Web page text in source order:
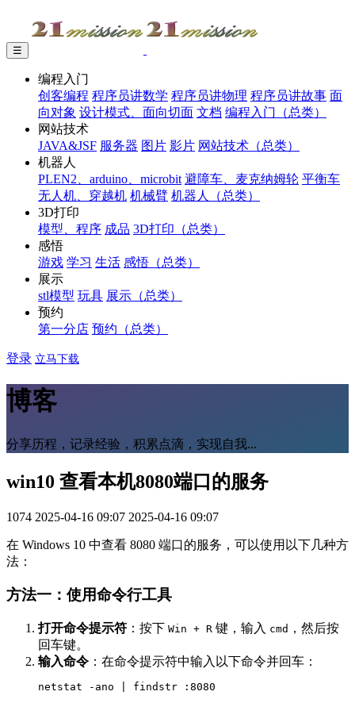
☰
编程入门
创客编程 程序员讲数学 程序员讲物理 程序员讲故事 面
向对象 设计模式、面向切面 文档 编程入门（总类）
网站技术
JAVA&JSF 服务器 图片 影片 网站技术（总类）
机器人
PLEN2、arduino、microbit 避障车、麦克纳姆轮 平衡车
无人机、穿越机 机械臂 机器人（总类）
3D打印
模型、程序 成品 3D打印（总类）
感悟
游戏 学习 生活 感悟（总类）
展示
stl模型 玩具 展示（总类）
预约
第一分店 预约（总类）
登录 立马下载
博客
分享历程，记录经验，积累点滴，实现自我...
win10 查看本机8080端口的服务
1074 2025-04-16 09:07 2025-04-16 09:07
在 Windows 10 中查看 8080 端口的服务，可以使用以下几种方
法：
方法一：使用命令行工具
打开命令提示符 ：按下 Win + R 键，输入 cmd ，然后按
回车键。
输入命令 ：在命令提示符中输入以下命令并回车：